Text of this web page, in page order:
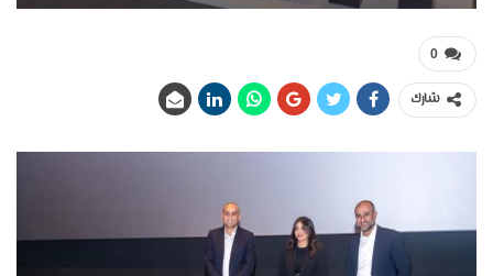
0
شارك